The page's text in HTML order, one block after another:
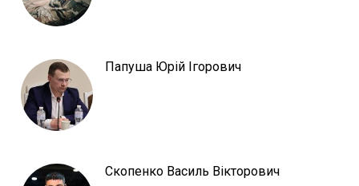
Папуша Юрій Ігорович
Скопенко Василь Вікторович